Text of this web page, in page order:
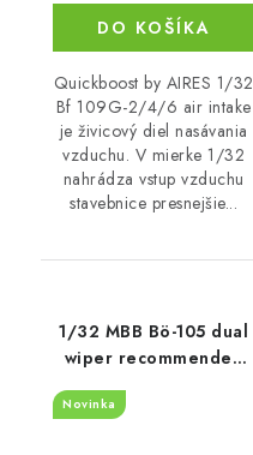
DO KOŠÍKA
Quickboost by AIRES 1/32
Bf 109G-2/4/6 air intake
je živicový diel nasávania
vzduchu. V mierke 1/32
nahrádza vstup vzduchu
stavebnice presnejšie...
1/32 MBB Bö-105 dual
wiper recommended
for Revell
Novinka